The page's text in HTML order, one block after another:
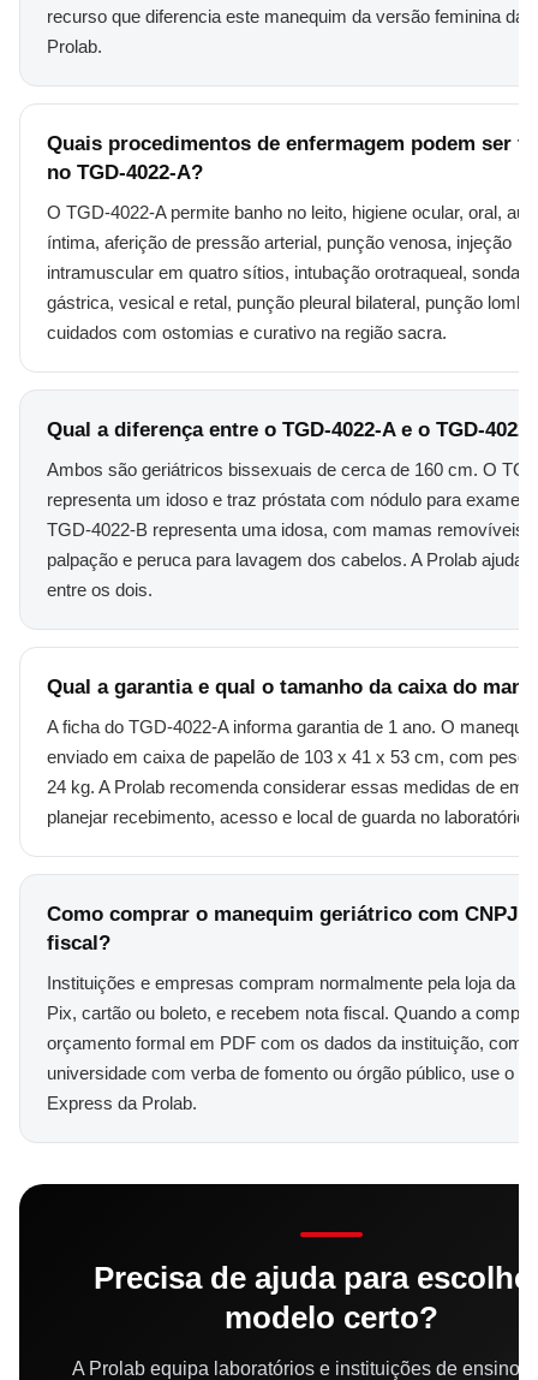
recurso que diferencia este manequim da versão feminina da
Prolab.
Quais procedimentos de enfermagem podem ser
no TGD-4022-A?
O TGD-4022-A permite banho no leito, higiene ocular, oral,
íntima, aferição de pressão arterial, punção venosa, injeção
intramuscular em quatro sítios, intubação orotraqueal,
gástrica, vesical e retal, punção pleural bilateral, punção
cuidados com ostomias e curativo na região sacra.
Qual a diferença entre o TGD-4022-A e o TGD-
Ambos são geriátricos bissexuais de cerca de 160 cm. O
representa um idoso e traz próstata com nódulo para exame
TGD-4022-B representa uma idosa, com mamas removíveis
palpação e peruca para lavagem dos cabelos. A Prolab ajuda
entre os dois.
Qual a garantia e qual o tamanho da caixa do
A ficha do TGD-4022-A informa garantia de 1 ano. O
enviado em caixa de papelão de 103 x 41 x 53 cm, com peso
24 kg. A Prolab recomenda considerar essas medidas de
planejar recebimento, acesso e local de guarda no laboratório.
Como comprar o manequim geriátrico com CNPJ
fiscal?
Instituições e empresas compram normalmente pela loja da
Pix, cartão ou boleto, e recebem nota fiscal. Quando a
orçamento formal em PDF com os dados da instituição, como
universidade com verba de fomento ou órgão público, use o
Express da Prolab.
Precisa de ajuda para
modelo certo?
A Prolab equipa laboratórios e instituições de ensino